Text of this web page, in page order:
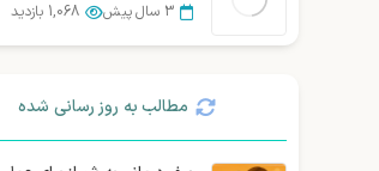
3 سال پیش 1,068 بازدید
مطالب به روز رسانی شده